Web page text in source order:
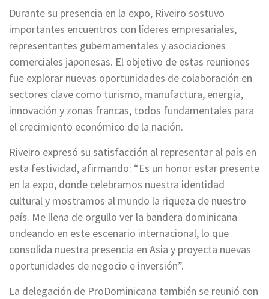
Durante su presencia en la expo, Riveiro sostuvo
importantes encuentros con líderes empresariales,
representantes gubernamentales y asociaciones
comerciales japonesas. El objetivo de estas reuniones
fue explorar nuevas oportunidades de colaboración en
sectores clave como turismo, manufactura, energía,
innovación y zonas francas, todos fundamentales para
el crecimiento económico de la nación.
Riveiro expresó su satisfacción al representar al país en
esta festividad, afirmando: “Es un honor estar presente
en la expo, donde celebramos nuestra identidad
cultural y mostramos al mundo la riqueza de nuestro
país. Me llena de orgullo ver la bandera dominicana
ondeando en este escenario internacional, lo que
consolida nuestra presencia en Asia y proyecta nuevas
oportunidades de negocio e inversión”.
La delegación de ProDominicana también se reunió con